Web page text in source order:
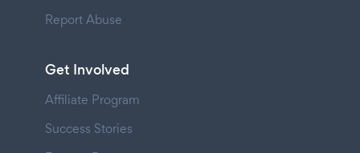
Report Abuse
Get Involved
Affiliate Program
Success Stories